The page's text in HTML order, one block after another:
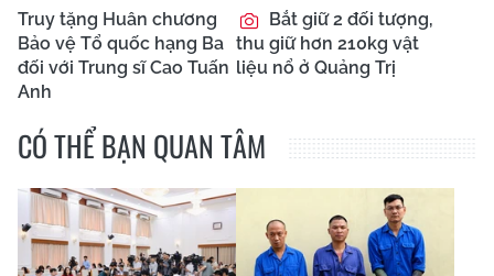
Truy tặng Huân chương
Bảo vệ Tổ quốc hạng Ba
đối với Trung sĩ Cao Tuấn
Anh
Bắt giữ 2 đối tượng,
thu giữ hơn 210kg vật
liệu nổ ở Quảng Trị
CÓ THỂ BẠN QUAN TÂM